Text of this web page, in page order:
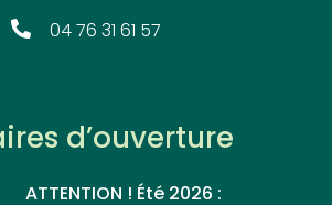
04 76 31 61 57
d’ouverture
ATTENTION ! Été 2026 :